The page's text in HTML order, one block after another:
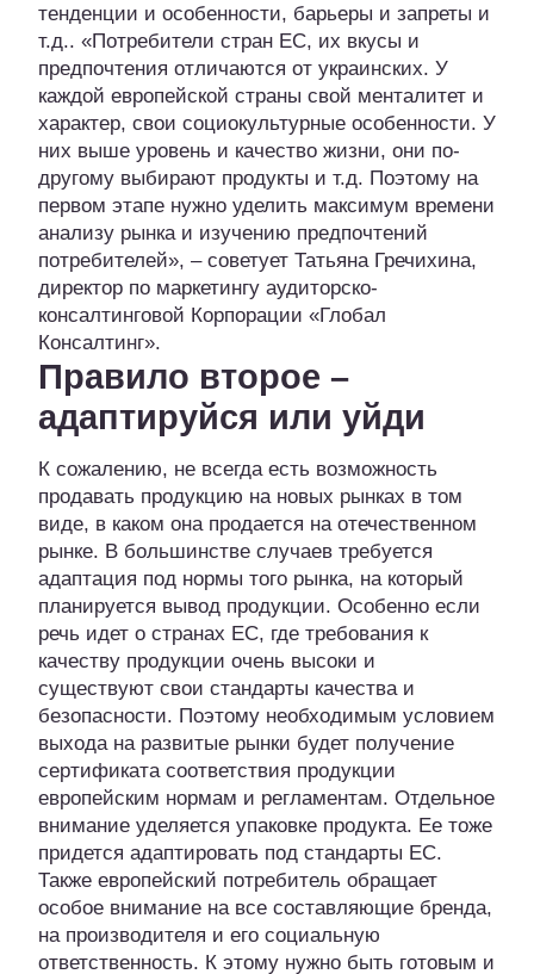
тенденции и особенности, барьеры и запреты и
т.д.. «Потребители стран ЕС, их вкусы и
предпочтения отличаются от украинских. У
каждой европейской страны свой менталитет и
характер, свои социокультурные особенности. У
них выше уровень и качество жизни, они по-
другому выбирают продукты и т.д. Поэтому на
первом этапе нужно уделить максимум времени
анализу рынка и изучению предпочтений
потребителей», – советует Татьяна Гречихина,
директор по маркетингу аудиторско-
консалтинговой Корпорации «Глобал
Консалтинг».
Правило второе –
адаптируйся или уйди
К сожалению, не всегда есть возможность
продавать продукцию на новых рынках в том
виде, в каком она продается на отечественном
рынке. В большинстве случаев требуется
адаптация под нормы того рынка, на который
планируется вывод продукции. Особенно если
речь идет о странах ЕС, где требования к
качеству продукции очень высоки и
существуют свои стандарты качества и
безопасности. Поэтому необходимым условием
выхода на развитые рынки будет получение
сертификата соответствия продукции
европейским нормам и регламентам. Отдельное
внимание уделяется упаковке продукта. Ее тоже
придется адаптировать под стандарты ЕС.
Также европейский потребитель обращает
особое внимание на все составляющие бренда,
на производителя и его социальную
ответственность. К этому нужно быть готовым и